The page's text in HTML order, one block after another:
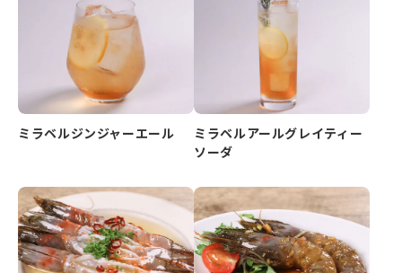
ミラベルジンジャーエール
ミラベルアールグレイティー
ソーダ